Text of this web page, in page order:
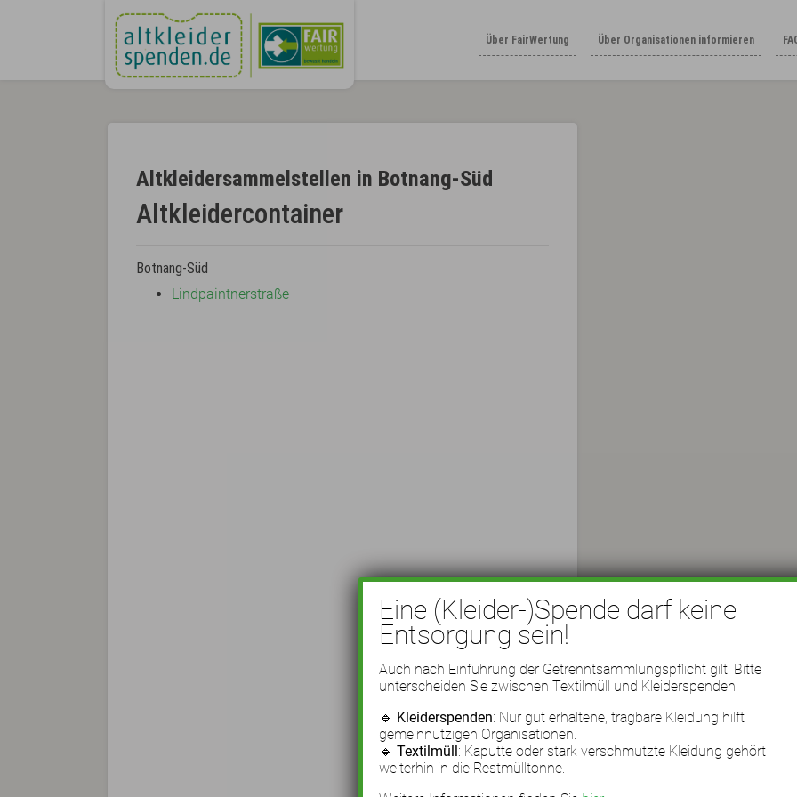
Über FairWertung Über Organisationen informieren
Altkleidersammelstellen in Botnang-Süd
Altkleidercontainer
Botnang-Süd
Lindpaintnerstraße
Eine (Kleider-)Spende darf keine
Entsorgung sein!
Auch nach Einführung der Getrenntsammlungspflicht gilt: Bitte
unterscheiden Sie zwischen Textilmüll und Kleiderspenden!
🔹 Kleiderspenden: Nur gut erhaltene, tragbare Kleidung hilft
gemeinnützigen Organisationen.
🔹Textilmüll: Kaputte oder stark verschmutzte Kleidung gehört
weiterhin in die Restmülltonne.